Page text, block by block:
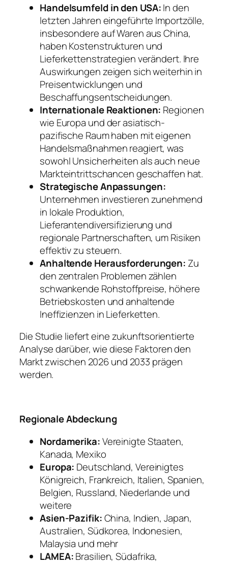
Handelsumfeld in den USA:In den
letzten Jahren eingeführte Importzölle,
insbesondere auf Waren aus China,
haben Kostenstrukturen und
Lieferkettenstrategien verändert. Ihre
Auswirkungen zeigen sich weiterhin in
Preisentwicklungen und
Beschaffungsentscheidungen.
Internationale Reaktionen: Regionen
wie Europa und der asiatisch-
pazifische Raum haben mit eigenen
Handelsmaßnahmen reagiert, was
sowohl Unsicherheiten als auch neue
Markteintrittschancen geschaffen hat.
Strategische Anpassungen:
Unternehmen investieren zunehmend
in lokale Produktion,
Lieferantendiversifizierung und
regionale Partnerschaften, um Risiken
effektiv zu steuern.
Anhaltende Herausforderungen: Zu
den zentralen Problemen zählen
schwankende Rohstoffpreise, höhere
Betriebskosten und anhaltende
Ineffizienzen in Lieferketten.
Die Studie liefert eine zukunftsorientierte
Analyse darüber, wie diese Faktoren den
Markt zwischen 2026 und 2033 prägen
werden.
Regionale Abdeckung
Nordamerika:Vereinigte Staaten,
Kanada, Mexiko
Europa: Deutschland, Vereinigtes
Königreich, Frankreich, Italien, Spanien,
Belgien, Russland, Niederlande und
weitere
Asien-Pazifik:China, Indien, Japan,
Australien, Südkorea, Indonesien,
Malaysia und mehr
LAMEA:Brasilien, Südafrika,